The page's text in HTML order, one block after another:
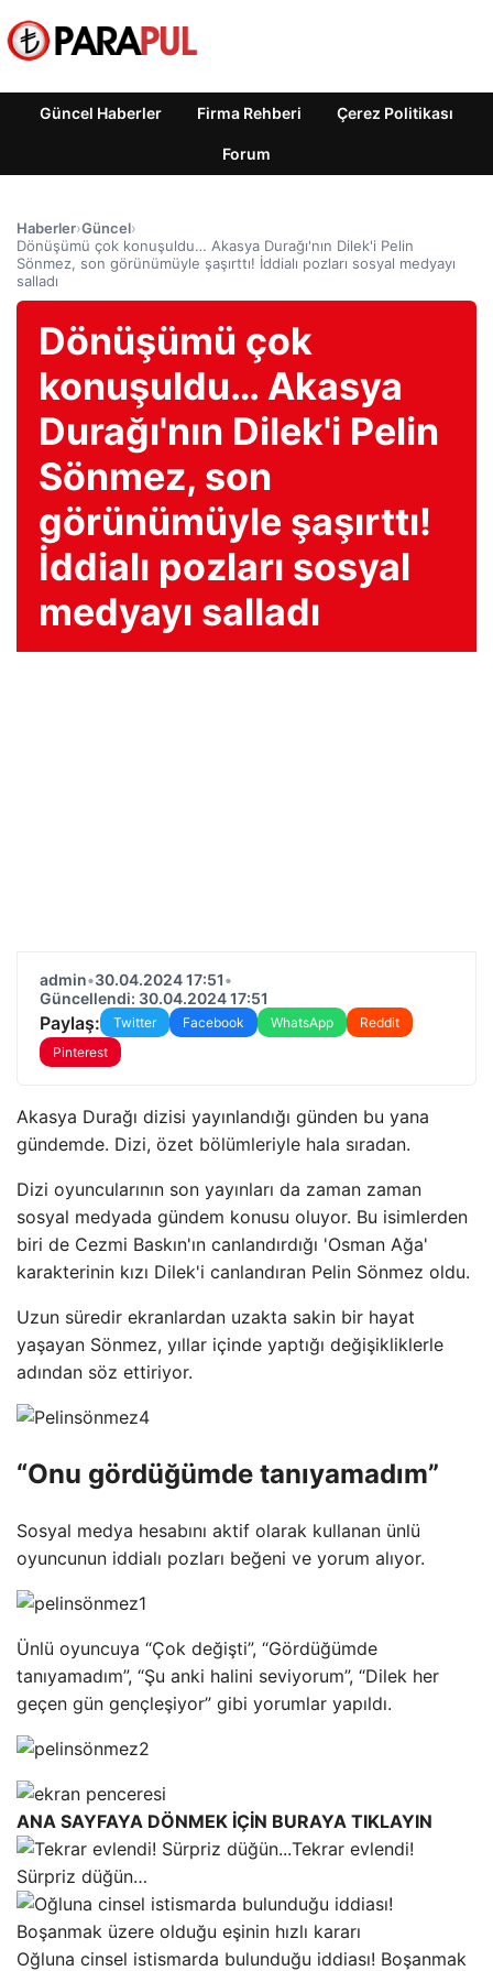
Güncel Haberler Firma Rehberi Çerez Politikası
Forum
Haberler›Güncel›
Dönüşümü çok konuşuldu… Akasya Durağı'nın Dilek'i Pelin
Sönmez, son görünümüyle şaşırttı! İddialı pozları sosyal medyayı
salladı
Dönüşümü çok
konuşuldu… Akasya
Durağı'nın Dilek'i Pelin
Sönmez, son
görünümüyle şaşırttı!
İddialı pozları sosyal
medyayı salladı
admin•30.04.2024 17:51•
Güncellendi: 30.04.2024 17:51
Paylaş: Twitter Facebook WhatsApp
Reddit
Pinterest
Akasya Durağı dizisi yayınlandığı günden bu yana
gündemde. Dizi, özet bölümleriyle hala sıradan.
Dizi oyuncularının son yayınları da zaman zaman
sosyal medyada gündem konusu oluyor. Bu isimlerden
biri de Cezmi Baskın'ın canlandırdığı 'Osman Ağa'
karakterinin kızı Dilek'i canlandıran Pelin Sönmez oldu.
Uzun süredir ekranlardan uzakta sakin bir hayat
yaşayan Sönmez, yıllar içinde yaptığı değişikliklerle
adından söz ettiriyor.
“Onu gördüğümde tanıyamadım”
Sosyal medya hesabını aktif olarak kullanan ünlü
oyuncunun iddialı pozları beğeni ve yorum alıyor.
Ünlü oyuncuya “Çok değişti”, “Gördüğümde
tanıyamadım”, “Şu anki halini seviyorum”, “Dilek her
geçen gün gençleşiyor” gibi yorumlar yapıldı.
ANA SAYFAYA DÖNMEK İÇİN BURAYA TIKLAYIN
Tekrar evlendi!
Sürpriz düğün…
Oğluna cinsel istismarda bulunduğu iddiası! Boşanmak